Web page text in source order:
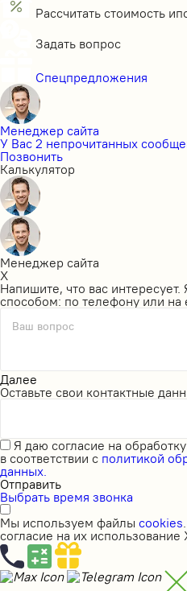
Рассчитать стоимость
Задать вопрос
Спецпредложения
Менеджер сайта
У Вас 2 непрочитанных
Позвонить
Калькулятор
Менеджер сайта
X
Напишите, что вас
способом: по телефону или на
Ваш вопрос
Далее
Оставьте свои контактные
Я даю согласие на
в соответствии с политикой
данных.
Отправить
Выбрать время звонка
Мы используем файлы cookies
согласие на их использование